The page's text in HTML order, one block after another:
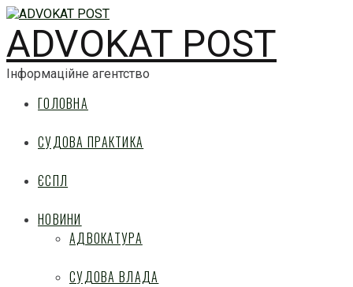
ADVOKAT POST
Інформаційне агентство
ГОЛОВНА
СУДОВА ПРАКТИКА
ЄСПЛ
НОВИНИ
АДВОКАТУРА
СУДОВА ВЛАДА